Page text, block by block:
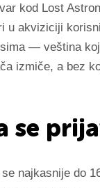
kod Lost
u akviziciji
— veština
izmiče, a bez
se
najkasnije do